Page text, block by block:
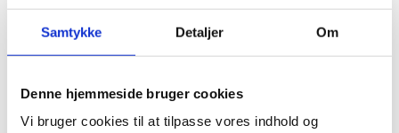
Samtykke Detaljer Om
Denne hjemmeside bruger cookies
Vi bruger cookies til at tilpasse vores indhold og
Illusionen som middel
Hvordan har det været for de kvinder, som tog imod
det valg, som Dagmar Overby tilbød dem, den dag